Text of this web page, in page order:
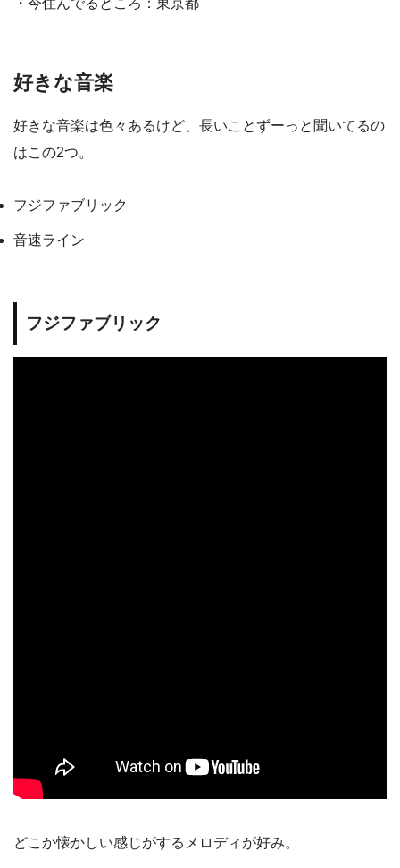
・今住んでるところ：東京都
好きな音楽
好きな音楽は色々あるけど、長いことずーっと聞いてるの
はこの2つ。
フジファブリック
音速ライン
フジファブリック
どこか懐かしい感じがするメロディが好み。